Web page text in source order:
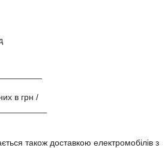
в грн /
також доставкою електромобілів з